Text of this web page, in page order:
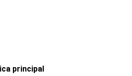
principal